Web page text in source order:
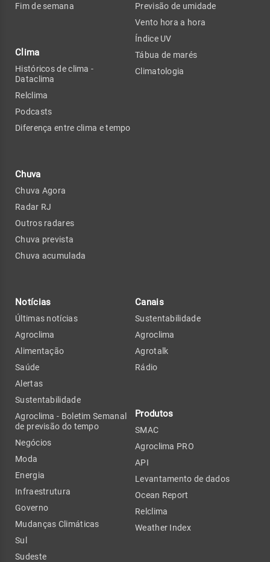
Fim de semana
Clima
Históricos de clima -
Dataclima
Relclima
Podcasts
Diferença entre clima e tempo
Chuva
Chuva Agora
Radar RJ
Outros radares
Chuva prevista
Chuva acumulada
Previsão de umidade
Vento hora a hora
Índice UV
Tábua de marés
Climatologia
Notícias
Últimas notícias
Agroclima
Alimentação
Saúde
Alertas
Sustentabilidade
Agroclima - Boletim Semanal
de previsão do tempo
Negócios
Moda
Energia
Infraestrutura
Governo
Mudanças Climáticas
Sul
Sudeste
Canais
Sustentabilidade
Agroclima
Agrotalk
Rádio
Produtos
SMAC
Agroclima PRO
API
Levantamento de dados
Ocean Report
Relclima
Weather Index